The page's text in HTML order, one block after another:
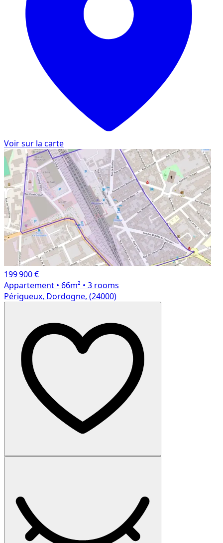
Voir sur la carte
199 900 €
Appartement • 66m² • 3 rooms
Périgueux, Dordogne, (24000)